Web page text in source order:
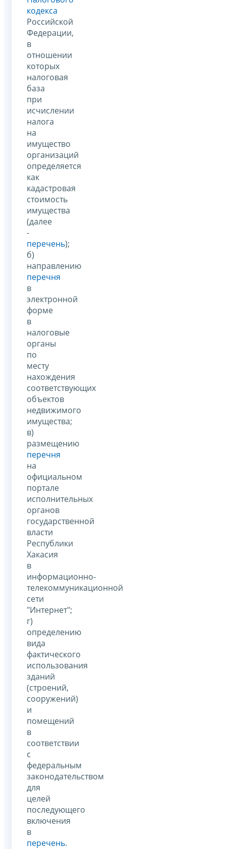
кодекса
Российской
Федерации,
в
отношении
которых
налоговая
база
при
исчислении
налога
на
имущество
организаций
определяется
как
кадастровая
стоимость
имущества
(далее
-
перечень);
б)
направлению
перечня
в
электронной
форме
в
налоговые
органы
по
месту
нахождения
соответствующих
объектов
недвижимого
имущества;
в)
размещению
перечня
на
официальном
портале
исполнительных
органов
государственной
власти
Республики
Хакасия
в
информационно-
телекоммуникационной
сети
"Интернет";
г)
определению
вида
фактического
использования
зданий
(строений,
сооружений)
и
помещений
в
соответствии
с
федеральным
законодательством
для
целей
последующего
включения
в
перечень.